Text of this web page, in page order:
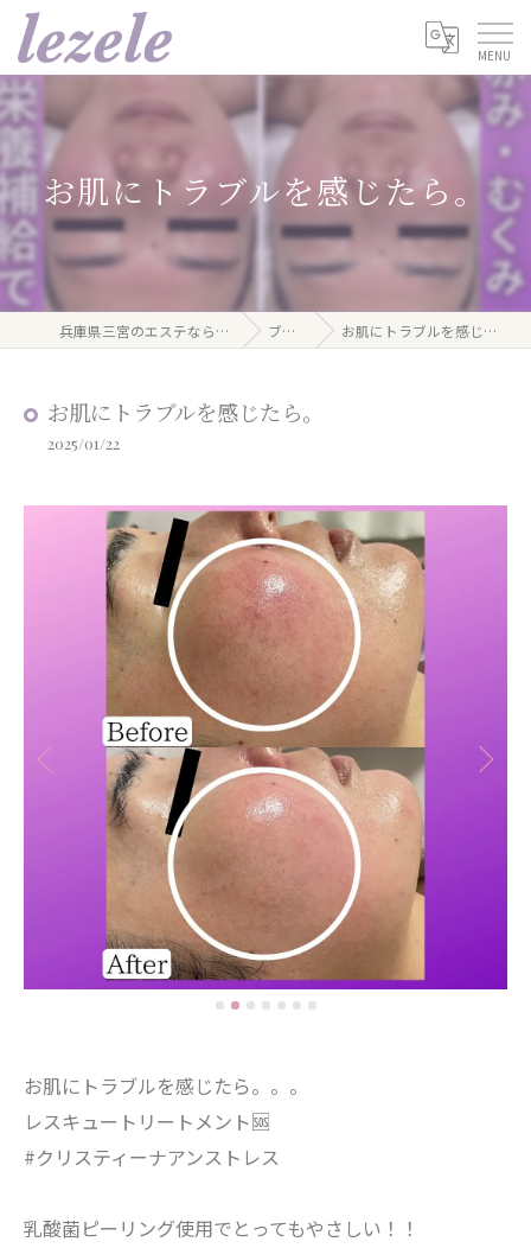
お肌にトラブルを感じたら。
兵庫県三宮のエステならlezele ブログ お肌にトラブルを感じたら。
お肌にトラブルを感じたら。
2025/01/22
お肌にトラブルを感じたら。。。
レスキュートリートメント🆘
#クリスティーナアンストレス
乳酸菌ピーリング使用でとってもやさしい！！